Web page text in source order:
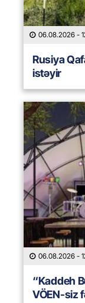
06.08.2026 -
Rusiya
istəyir
06.08.2026 -
“Kaddeh
VÖEN-siz